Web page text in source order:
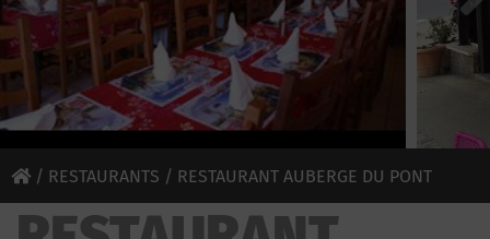
/ RESTAURANTS / RESTAURANT AUBERGE DU PONT